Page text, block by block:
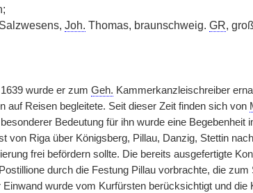
Joh. Thomas, braunschweig. GR,
wurde er zum Geh. Kammerkanzleischreiber
auf Reisen begleitete. Seit dieser Zeit finden sich von
Bedeutung für ihn wurde eine Begebenheit
von Riga über Königsberg, Pillau, Danzig, Stettin
frei befördern sollte. Die bereits ausgefertigte
Postillione durch die Festung Pillau vorbrachte, die
wurde vom Kurfürsten berücksichtigt und die